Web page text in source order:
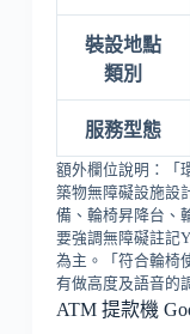
裝設地點
類別
服務型態
額外欄位說明：「
築物無障礙設施設
備、輪椅昇降台、
要強調無障礙註記
為主。「符合輪椅
有做高度及語音的
ATM 提款機